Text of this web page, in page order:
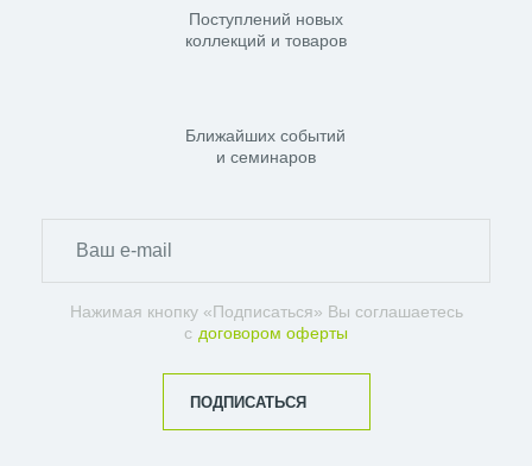
Поступлений новых
коллекций и товаров
Ближайших событий
и семинаров
Нажимая кнопку «Подписаться» Вы соглашаетесь
с договором оферты
ПОДПИСАТЬСЯ